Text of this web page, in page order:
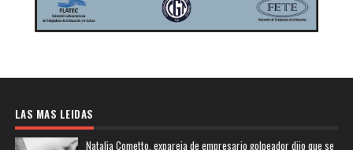
LAS MAS LEIDAS
Natalia Cometto, expareja de empresario golpeador dijo que se